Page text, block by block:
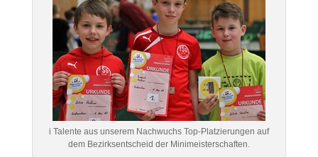
i Talente aus unserem Nachwuchs Top-Platzierungen auf
dem Bezirksentscheid der Minimeisterschaften.